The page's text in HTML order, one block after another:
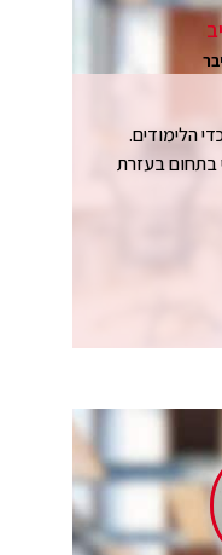
הלימודים.
בעזרת